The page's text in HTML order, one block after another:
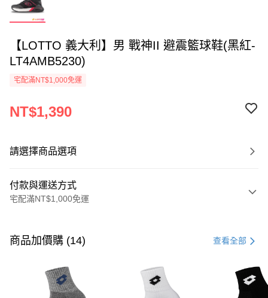
【LOTTO 義大利】男 戰神II 避震籃球鞋(黑紅-
LT4AMB5230)
宅配滿NT$1,000免運
NT$1,390
請選擇商品選項
付款與運送方式
宅配滿NT$1,000免運
信用卡一次付款
Apple Pay
商品加價購 (14) 查看全部